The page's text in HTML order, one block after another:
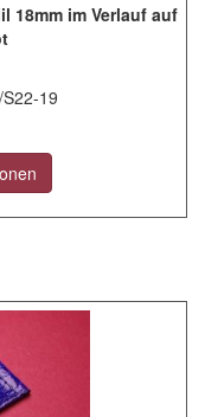
18mm im Verlauf auf
19